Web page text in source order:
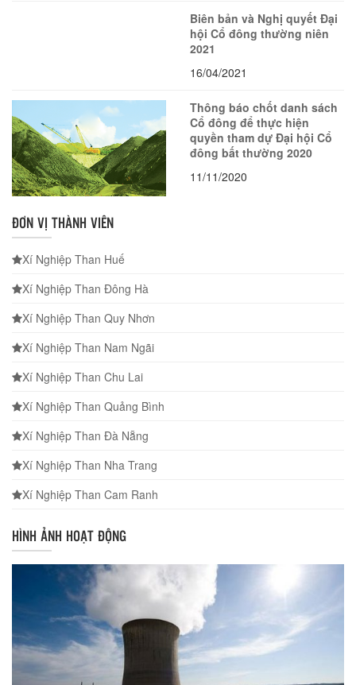
Biên bản và Nghị quyết Đại
hội Cổ đông thường niên
2021
16/04/2021
Thông báo chốt danh sách
Cổ đông để thực hiện
quyền tham dự Đại hội Cổ
đông bất thường 2020
11/11/2020
ĐƠN VỊ THÀNH VIÊN
Xí Nghiệp Than Huế
Xí Nghiệp Than Đông Hà
Xí Nghiệp Than Quy Nhơn
Xí Nghiệp Than Nam Ngãi
Xí Nghiệp Than Chu Lai
Xí Nghiệp Than Quảng Bình
Xí Nghiệp Than Đà Nẵng
Xí Nghiệp Than Nha Trang
Xí Nghiệp Than Cam Ranh
HÌNH ẢNH HOẠT ĐỘNG